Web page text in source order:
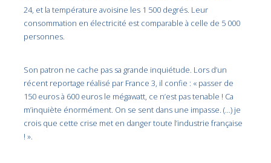
24, et la température avoisine les 1 500 degrés. Leur
consommation en électricité est comparable à celle de 5 000
personnes.
Son patron ne cache pas sa grande inquiétude. Lors d’un
récent reportage réalisé par France 3, il confie : « passer de
150 euros à 600 euros le mégawatt, ce n’est pas tenable ! Ca
m’inquiète énormément. On se sent dans une impasse. (…) je
crois que cette crise met en danger toute l’industrie française
! ».